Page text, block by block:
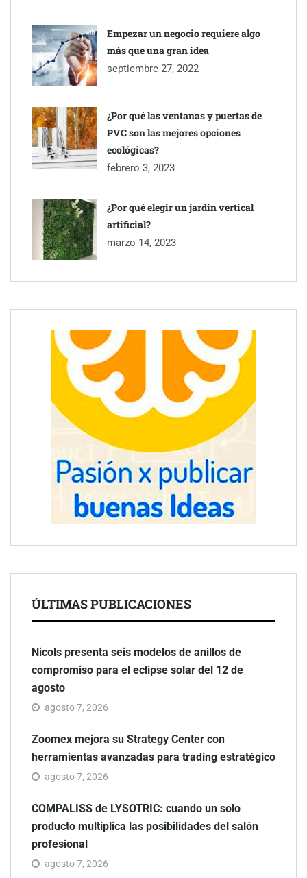
Empezar un negocio requiere algo
más que una gran idea
septiembre 27, 2022
¿Por qué las ventanas y puertas de
PVC son las mejores opciones
ecológicas?
febrero 3, 2023
¿Por qué elegir un jardín vertical
artificial?
marzo 14, 2023
ÚLTIMAS PUBLICACIONES
Nicols presenta seis modelos de anillos de
compromiso para el eclipse solar del 12 de
agosto
agosto 7, 2026
Zoomex mejora su Strategy Center con
herramientas avanzadas para trading estratégico
agosto 7, 2026
COMPALISS de LYSOTRIC: cuando un solo
producto multiplica las posibilidades del salón
profesional
agosto 7, 2026